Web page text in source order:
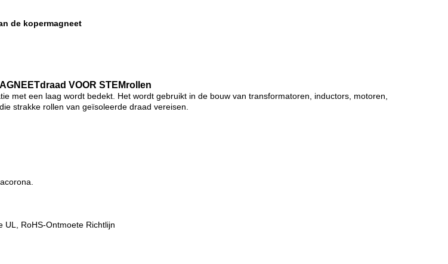
de kopermagneet
VOOR STEMrollen
met een laag wordt bedekt. Het wordt gebruikt in de bouw van transformatoren, inductors, motoren,
strakke rollen van geïsoleerde draad vereisen.
UL, RoHS-Ontmoete Richtlijn